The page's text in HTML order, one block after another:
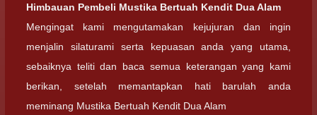
Himbauan Pembeli Mustika Bertuah Kendit Dua Alam
Mengingat kami mengutamakan kejujuran dan ingin
menjalin silaturami serta kepuasan anda yang utama,
sebaiknya teliti dan baca semua keterangan yang kami
berikan, setelah memantapkan hati barulah anda
meminang Mustika Bertuah Kendit Dua Alam